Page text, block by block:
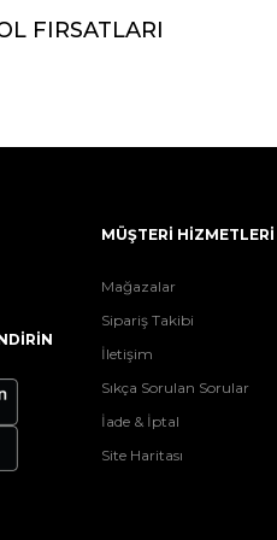
FIRSATLARI
MÜŞTERİ HİZMETLERİ
Mağazalar
Sipariş Takibi
İletişim
Sıkça Sorulan Sorular
İade & İptal
Site Haritası